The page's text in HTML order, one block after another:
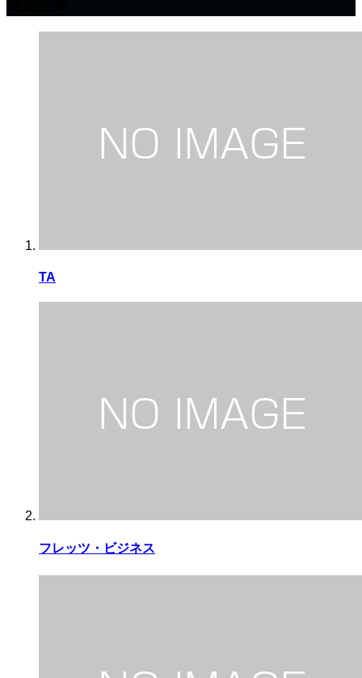
TA
フレッツ・ビジネス